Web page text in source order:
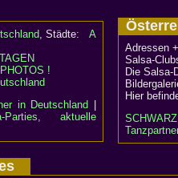
, Städte: A
PHOTOS !
in Deutschland
Parties, aktuelle
Adressen
Salsa-
Die
Hier